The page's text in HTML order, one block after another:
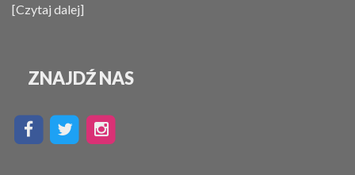
[Czytaj dalej]
ZNAJDŹ NAS